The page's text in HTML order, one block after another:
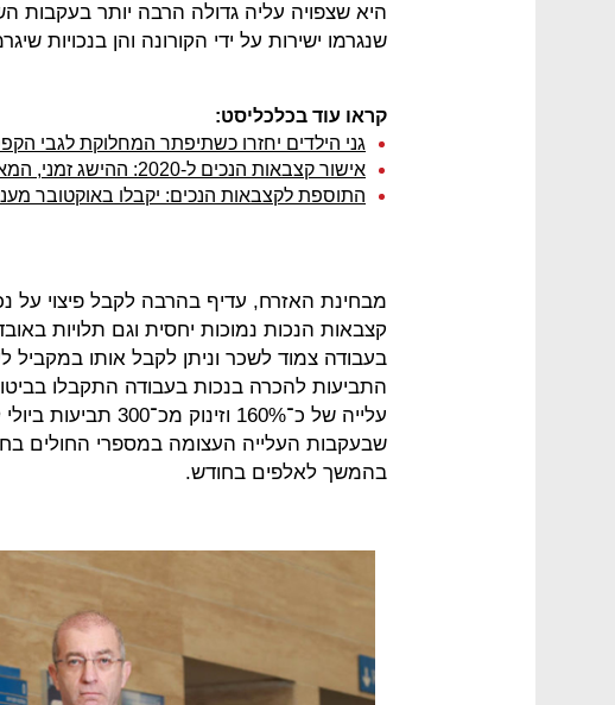
היא שצפויה עליה גדולה הרבה יותר בעקבות
שנגרמו ישירות על ידי הקורונה והן בנכויות
קראו עוד בכלכליסט:
גני הילדים יחזרו כשתיפתר המחלוקת לגבי
אישור קצבאות הנכים ל-2020: ההישג זמני, המאבק נדחה
התוספת לקצבאות הנכים: יקבלו באוקטובר מענק
מבחינת האזרח, עדיף בהרבה לקבל פיצוי על
קצבאות הנכות נמוכות יחסית וגם תלויות
בעבודה צמוד לשכר וניתן לקבל אותו
התביעות להכרה בנכות בעבודה התקבלו
שבעקבות העלייה העצומה במספרי החולים
בהמשך לאלפים בחודש.